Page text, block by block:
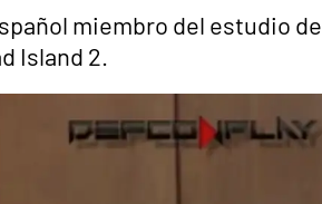
miembro del estudio de
Island 2.